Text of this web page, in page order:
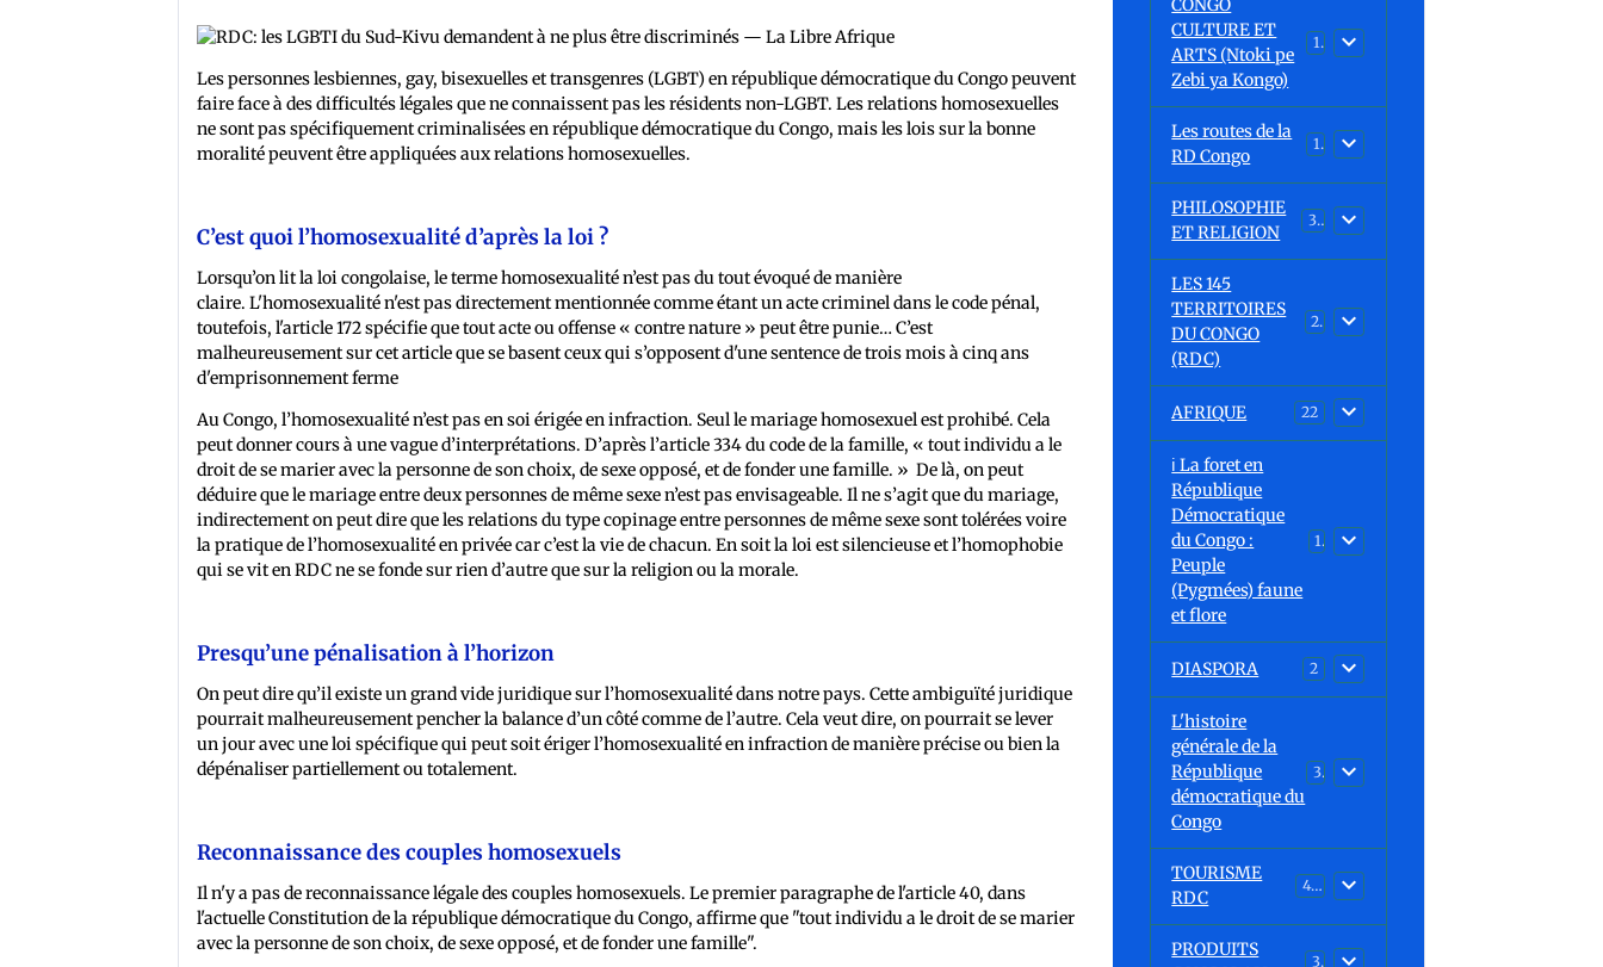
Les personnes lesbiennes, gay, bisexuelles et transgenres (LGBT) en république démocratique du Congo peuvent
faire face à des difficultés légales que ne connaissent pas les résidents non-LGBT. Les relations homosexuelles
ne sont pas spécifiquement criminalisées en république démocratique du Congo, mais les lois sur la bonne
moralité peuvent être appliquées aux relations homosexuelles.
C’est quoi l’homosexualité d’après la loi ?
Lorsqu’on lit la loi congolaise, le terme homosexualité n’est pas du tout évoqué de manière
claire. L'homosexualité n'est pas directement mentionnée comme étant un acte criminel dans le code pénal,
toutefois, l'article 172 spécifie que tout acte ou offense « contre nature » peut être punie… C’est
malheureusement sur cet article que se basent ceux qui s’opposent d'une sentence de trois mois à cinq ans
d'emprisonnement ferme
Au Congo, l’homosexualité n’est pas en soi érigée en infraction. Seul le mariage homosexuel est prohibé. Cela
peut donner cours à une vague d’interprétations. D’après l’article 334 du code de la famille, « tout individu a le
droit de se marier avec la personne de son choix, de sexe opposé, et de fonder une famille. » De là, on peut
déduire que le mariage entre deux personnes de même sexe n’est pas envisageable. Il ne s’agit que du mariage,
indirectement on peut dire que les relations du type copinage entre personnes de même sexe sont tolérées voire
la pratique de l’homosexualité en privée car c’est la vie de chacun. En soit la loi est silencieuse et l’homophobie
qui se vit en RDC ne se fonde sur rien d’autre que sur la religion ou la morale.
Presqu’une pénalisation à l’horizon
On peut dire qu’il existe un grand vide juridique sur l’homosexualité dans notre pays. Cette ambiguïté juridique
pourrait malheureusement pencher la balance d’un côté comme de l’autre. Cela veut dire, on pourrait se lever
un jour avec une loi spécifique qui peut soit ériger l’homosexualité en infraction de manière précise ou bien la
dépénaliser partiellement ou totalement.
Reconnaissance des couples homosexuels
Il n'y a pas de reconnaissance légale des couples homosexuels. Le premier paragraphe de l'article 40, dans
l'actuelle Constitution de la république démocratique du Congo, affirme que "tout individu a le droit de se marier
avec la personne de son choix, de sexe opposé, et de fonder une famille".
CONGO
CULTURE ET
ARTS (Ntoki pe
Zebi ya Kongo)
15
Les routes de la
RD Congo
1
PHILOSOPHIE
ET RELIGION
32
LES 145
TERRITOIRES
DU CONGO
(RDC)
23
AFRIQUE 22
ℹ️ La foret en
République
Démocratique
du Congo :
Peuple
(Pygmées) faune
et flore
15
DIASPORA 2
L'histoire
générale de la
République
démocratique du
Congo
30
TOURISME
RDC
43
PRODUITS
3